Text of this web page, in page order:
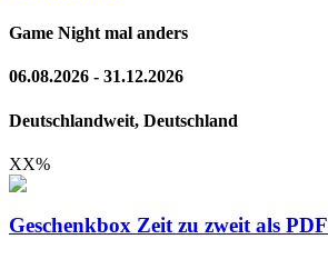
Game Night mal anders
06.08.2026 - 31.12.2026
Deutschlandweit, Deutschland
XX%
Geschenkbox Zeit zu zweit als PDF